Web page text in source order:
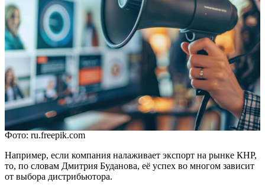
Фото: ru.freepik.com
Например, если компания налаживает экспорт на рынке КНР,
то, по словам Дмитрия Буданова, её успех во многом зависит
от выбора дистрибьютора.